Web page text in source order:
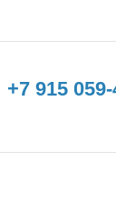
+7 915